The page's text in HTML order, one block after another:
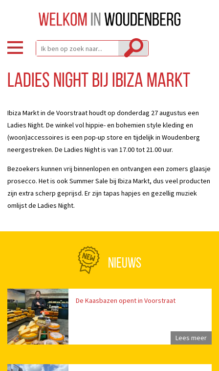
Ladies Night bij Ibiza Markt
Ibiza Markt in de Voorstraat houdt op donderdag 27 augustus een
Ladies Night. De winkel vol hippie- en bohemien style kleding en
(woon)accessoires is een pop-up store en tijdelijk in Woudenberg
neergestreken. De Ladies Night is van 17.00 tot 21.00 uur.
Bezoekers kunnen vrij binnenlopen en ontvangen een zomers glaasje
prosecco. Het is ook Summer Sale bij Ibiza Markt, dus veel producten
zijn extra scherp geprijsd. Er zijn tapas hapjes en gezellig muziek
omlijst de Ladies Night.
NIEUWS
De Kaasbazen opent in Voorstraat
Lees meer